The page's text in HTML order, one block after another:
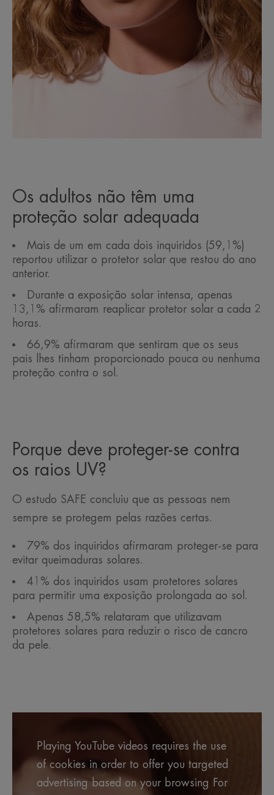
Os adultos não têm uma
proteção solar adequada
Mais de um em cada dois inquiridos (59,1%)
reportou utilizar o protetor solar que restou do ano
anterior.
Durante a exposição solar intensa, apenas
13,1% afirmaram reaplicar protetor solar a cada 2
horas.
66,9% afirmaram que sentiram que os seus
pais lhes tinham proporcionado pouca ou nenhuma
proteção contra o sol.
Porque deve proteger-se contra
os raios UV?
O estudo SAFE concluiu que as pessoas nem
sempre se protegem pelas razões certas.
79% dos inquiridos afirmaram proteger-se para
evitar queimaduras solares.
41% dos inquiridos usam protetores solares
para permitir uma exposição prolongada ao sol.
Apenas 58,5% relataram que utilizavam
protetores solares para reduzir o risco de cancro
da pele.
Playing YouTube videos requires the use
of cookies in order to offer you targeted
advertising based on your browsing For